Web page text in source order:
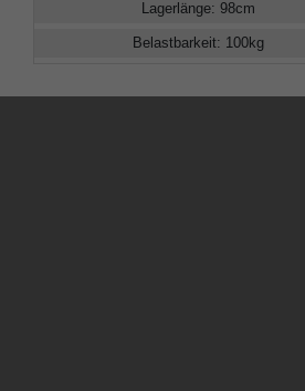
Lagerlänge: 98cm
Belastbarkeit: 100kg